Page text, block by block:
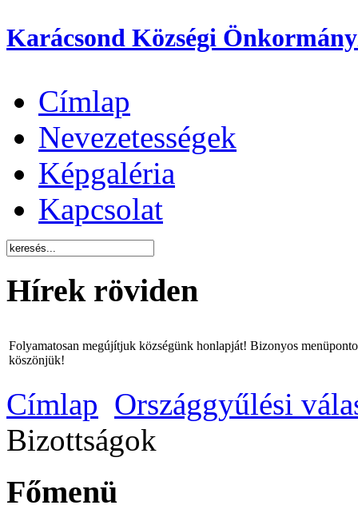
Karácsond Községi
Címlap
Nevezetességek
Képgaléria
Kapcsolat
Hírek röviden
Folyamatosan megújítjuk községünk honlapját! Bizonyos
köszönjük!
Címlap Országgyűlési
Bizottságok
Főmenü